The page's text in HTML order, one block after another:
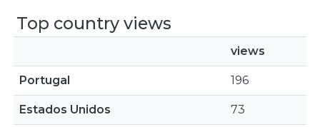
Top country views
views
Portugal 196
Estados Unidos 73